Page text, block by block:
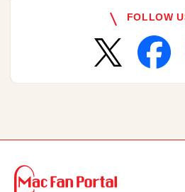
FOLLOW